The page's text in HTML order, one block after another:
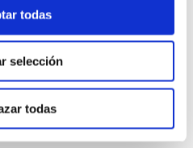
todas
selección
todas